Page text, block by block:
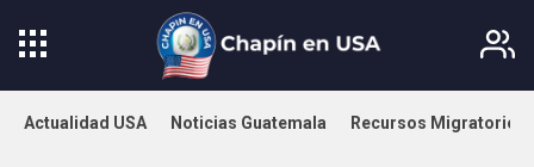
Actualidad USA Noticias Guatemala Recursos Migratorios